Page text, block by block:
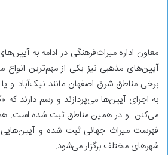
معاون اداره میراث‌فرهنگی در ادامه به
آیین‌های مذهبی نیز یکی از مهم‌ترین
به اجرای آیین‌ها می‌پردازند و رسم دارند
می‌کنن و در همین مناطق ثبت شده است.
فهرست میراث جهانی ثبت شده و آیین‌هایی
شهرهای مختلف برگزار می‌شود.